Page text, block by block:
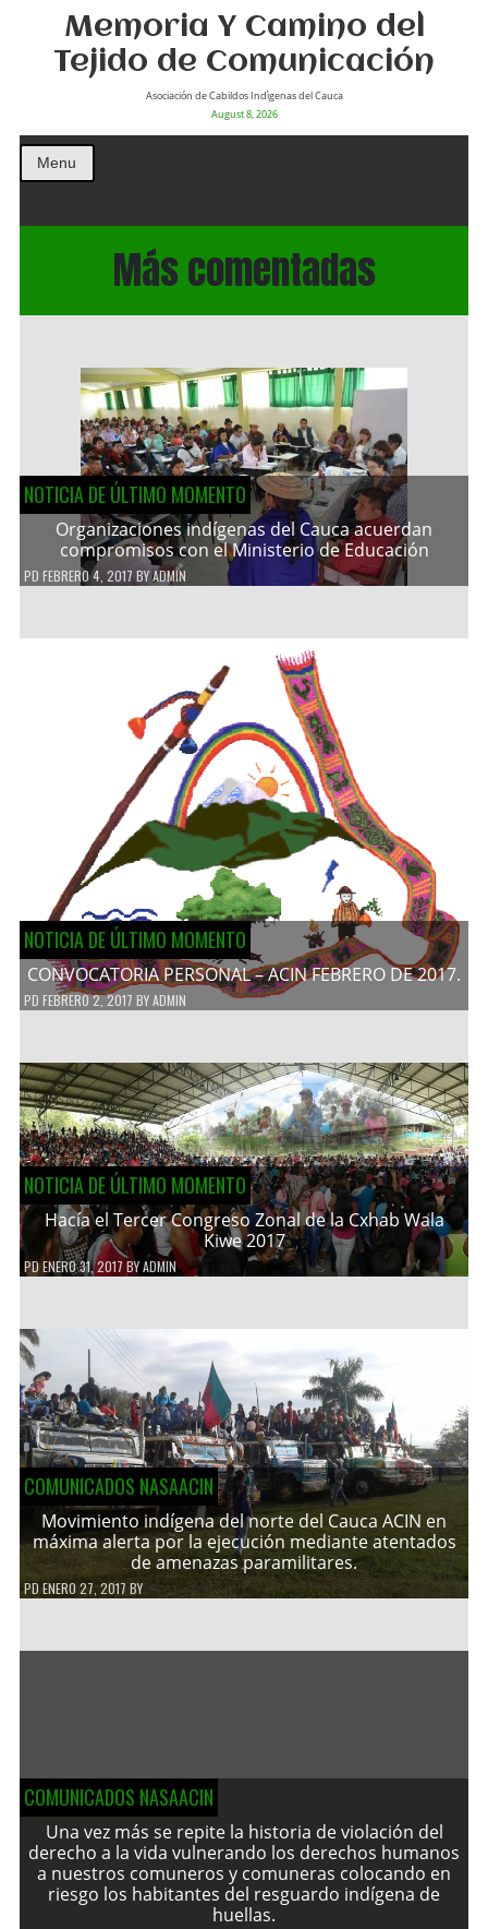
Memoria Y Camino del
Tejido de Comunicación
Asociación de Cabildos Indìgenas del Cauca
August 8, 2026
Menu
Más comentadas
NOTICIA DE ÚLTIMO MOMENTO
Organizaciones indígenas del Cauca acuerdan
compromisos con el Ministerio de Educación
PD FEBRERO 4, 2017 BYADMIN
NOTICIA DE ÚLTIMO MOMENTO
CONVOCATORIA PERSONAL – ACIN FEBRERO DE 2017.
PD FEBRERO 2, 2017 BYADMIN
NOTICIA DE ÚLTIMO MOMENTO
Hacía el Tercer Congreso Zonal de la Cxhab Wala
Kiwe 2017
PDENERO 31, 2017 BYADMIN
COMUNICADOS NASAACIN
Movimiento indígena del norte del Cauca ACIN en
máxima alerta por la ejecución mediante atentados
de amenazas paramilitares.
PDENERO 27, 2017 BY
COMUNICADOS NASAACIN
Una vez más se repite la historia de violación del
derecho a la vida vulnerando los derechos humanos
a nuestros comuneros y comuneras colocando en
riesgo los habitantes del resguardo indígena de
huellas.